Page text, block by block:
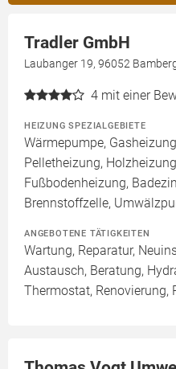
Tradler GmbH
Laubanger 19, 96052
4 mit einer
HEIZUNG SPEZIALGEBIETE
Wärmepumpe,
Pelletheizung,
Fußbodenheizung,
Brennstoffzelle,
ANGEBOTENE TÄTIGKEITEN
Wartung, Reparatur,
Austausch, Beratung,
Thermostat, Renovierung,